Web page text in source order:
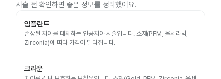
시술 전 확인하면 좋은 정보를 정리했어요.
임플란트
손상된 치아를 대체하는 인공치아 시술입니다. 소재(PFM, 올세라믹,
Zirconia)에 따라 가격이 달라집니다.
크라운